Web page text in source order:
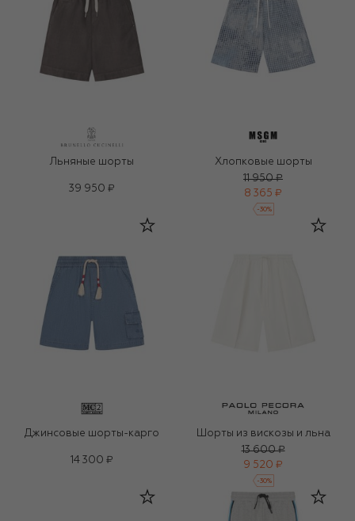
Льняные шорты
39 950 ₽
Хлопковые шорты
11 950 ₽
8 365 ₽
-30%
Джинсовые шорты-карго
14 300 ₽
Шорты из вискозы и льна
13 600 ₽
9 520 ₽
-30%